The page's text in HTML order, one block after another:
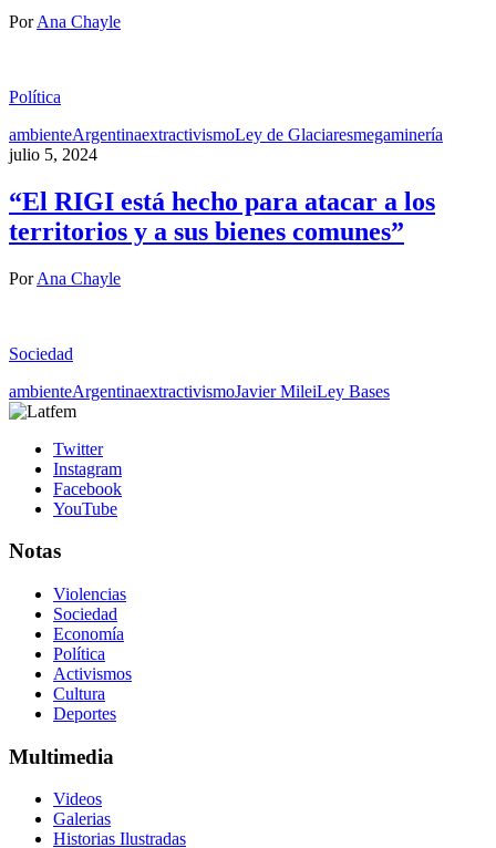
PorAna Chayle
Política
ambienteArgentinaextractivismoLey de Glaciaresmegaminería
julio 5, 2024
“El RIGI está hecho para atacar a los
territorios y a sus bienes comunes”
PorAna Chayle
Sociedad
ambienteArgentinaextractivismoJavier MileiLey Bases
Twitter
Instagram
Facebook
YouTube
Notas
Violencias
Sociedad
Economía
Política
Activismos
Cultura
Deportes
Multimedia
Videos
Galerias
Historias Ilustradas